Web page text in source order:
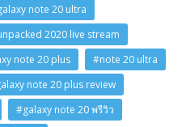
note 20 ultra
2020 live stream
note 20 plus
#note 20 ultra
note 20 plus review
#galaxy note 20 พรีวิว